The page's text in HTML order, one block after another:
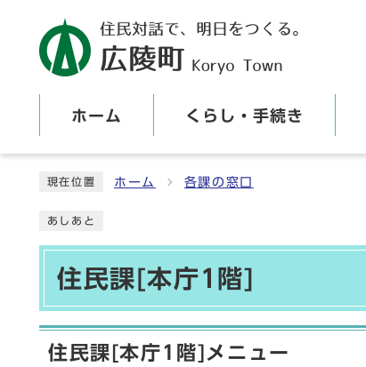
ホーム くらし・手続き
現在位置 ホーム 各課の窓口
あしあと
住民課[本庁1階]
住民課[本庁1階]メニュー